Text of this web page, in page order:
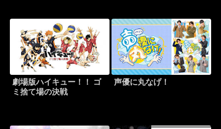
劇場版ハイキュー！！ ゴ
ミ捨て場の決戦
声優に丸なげ！